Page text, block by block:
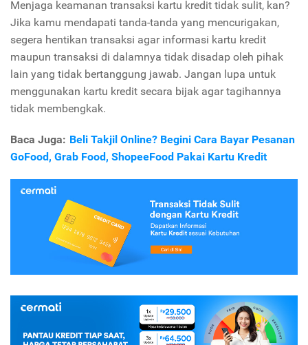
Menjaga keamanan transaksi kartu kredit tidak sulit, kan?
Jika kamu mendapati tanda-tanda yang mencurigakan,
segera hentikan transaksi agar informasi kartu kredit
maupun transaksi di dalamnya tidak disadap oleh pihak
lain yang tidak bertanggung jawab. Jangan lupa untuk
menggunakan kartu kredit secara bijak agar tagihannya
tidak membengkak.
Baca Juga: Beli Takjil Online? Begini Cara Bayar Pesanan
GoFood, Grab Food, ShopeeFood Pakai Kartu Kredit